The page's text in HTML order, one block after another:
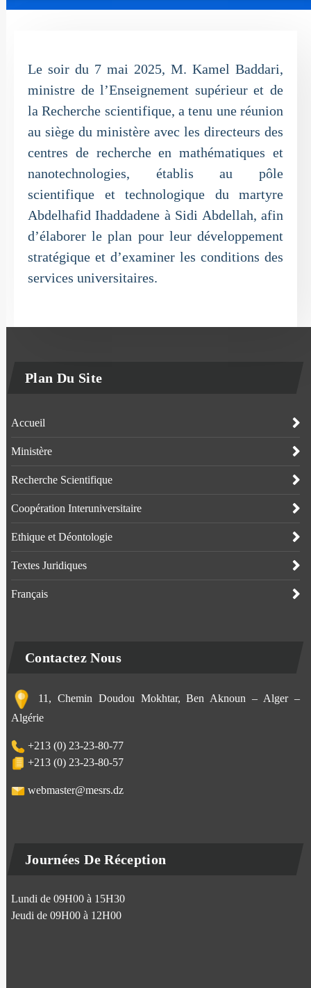
Le soir du 7 mai 2025, M. Kamel Baddari,
ministre de l’Enseignement supérieur et de
la Recherche scientifique, a tenu une réunion
au siège du ministère avec les directeurs des
centres de recherche en mathématiques et
nanotechnologies, établis au pôle
scientifique et technologique du martyre
Abdelhafid Ihaddadene à Sidi Abdellah, afin
d’élaborer le plan pour leur développement
stratégique et d’examiner les conditions des
services universitaires.
Plan Du Site
Accueil
Ministère
Recherche Scientifique
Coopération Interuniversitaire
Ethique et Déontologie
Textes Juridiques
Français
Contactez Nous
11, Chemin Doudou Mokhtar, Ben Aknoun – Alger –
Algérie
+213 (0) 23-23-80-77
+213 (0) 23-23-80-57
webmaster@mesrs.dz
Journées De Réception
Lundi de 09H00 à 15H30
Jeudi de 09H00 à 12H00